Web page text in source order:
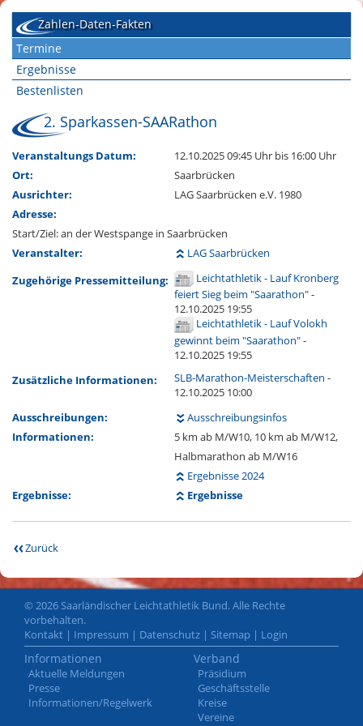
Zahlen-Daten-Fakten
Termine
Ergebnisse
Bestenlisten
2. Sparkassen-SAARathon
Veranstaltungs Datum: 12.10.2025 09:45 Uhr bis 16:00 Uhr
Ort:
Saarbrücken
Ausrichter:
LAG Saarbrücken e.V. 1980
Adresse:
Start/Ziel: an der Westspange in Saarbrücken
Veranstalter:
LAG Saarbrücken
Zugehörige Pressemitteilung:
Leichtathletik - LaufKronberg
feiert Sieg beim "Saarathon"-
12.10.2025 19:55
Leichtathletik - LaufVolokh
gewinnt beim "Saarathon"-
12.10.2025 19:55
Zusätzliche Informationen:
SLB-Marathon-Meisterschaften -
12.10.2025 10:00
Ausschreibungen:
Ausschreibungsinfos
Informationen:
5 km ab M/W10, 10 km ab M/W12,
Halbmarathon ab M/W16
Ergebnisse 2024
Ergebnisse:
Ergebnisse
Zurück
© 2026 Saarländischer Leichtathletik Bund. Alle Rechte
vorbehalten.
Kontakt | Impressum | Datenschutz | Sitemap | Login
Informationen
Aktuelle Meldungen
Presse
Informationen/Regelwerk
Verband
Präsidium
Geschäftsstelle
Kreise
Vereine